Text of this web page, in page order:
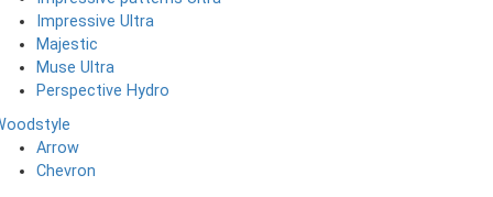
Impressive Ultra
Majestic
Muse Ultra
Perspective Hydro
Arrow
Chevron